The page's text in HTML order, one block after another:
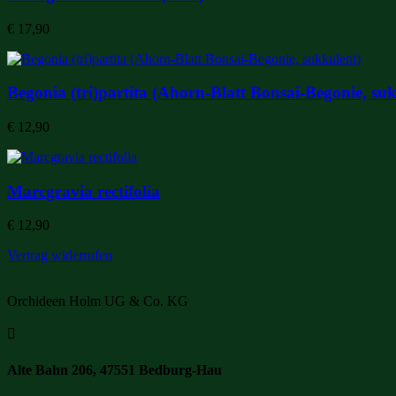
€ 17,90
Begonia (tri)partita (Ahorn-Blatt Bonsai-Begonie,
€ 12,90
Marcgravia rectifolia
€ 12,90
Vertrag widerrufen
Orchideen Holm UG & Co. KG

Alte Bahn 206, 47551 Bedburg-Hau